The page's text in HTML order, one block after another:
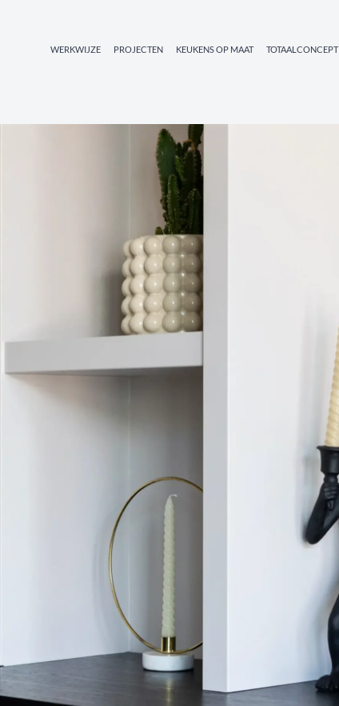
WERKWIJZE PROJECTEN KEUKENS OP MAAT TOTAALCONCEPT